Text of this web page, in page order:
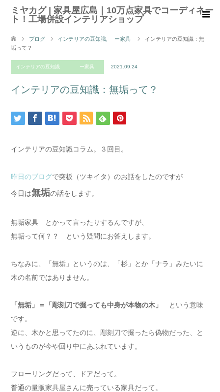
ミヤカグ | 家具屋広島｜10万点家具でコーディネー
ト！工場併設インテリアショップ
ブログ インテリアの豆知識 ー家具
インテリアの豆知識：無
垢って？
インテリアの豆知識 ー家具 2021.09.24
インテリアの豆知識：無垢って？
インテリアの豆知識コラム。３回目。
昨日のブログで突板（ツキイタ）のお話をしたのですが
今日は無垢の話をします。
無垢家具 とかって言ったりするんですが、
無垢って何？？ という疑問にお答えします。
ちなみに、「無垢」というのは、「杉」とか「ナラ」みたいに
木の名前ではありません。
「無垢」＝「彫刻刀で掘っても中身が本物の木」
という意味
です。
逆に、木かと思ってたのに、彫刻刀で掘ったら偽物だった、と
いうものが今や回り中にあふれています。
フローリングだって、ドアだって。
普通の量販家具屋さんに売っている家具だって。